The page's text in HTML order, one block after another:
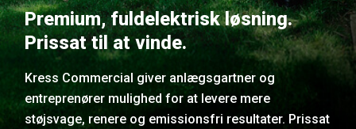
Premium, fuldelektrisk løsning.
Prissat til at vinde.
Kress Commercial giver anlægsgartner og
entreprenører mulighed for at levere mere
støjsvage, renere og emissionsfri resultater. Prissat